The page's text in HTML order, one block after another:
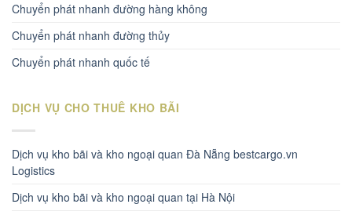
Chuyển phát nhanh đường hàng không
Chuyển phát nhanh đường thủy
Chuyển phát nhanh quốc tế
DỊCH VỤ CHO THUÊ KHO BÃI
Dịch vụ kho bãi và kho ngoại quan Đà Nẵng bestcargo.vn
Logistics
Dịch vụ kho bãi và kho ngoại quan tại Hà Nội